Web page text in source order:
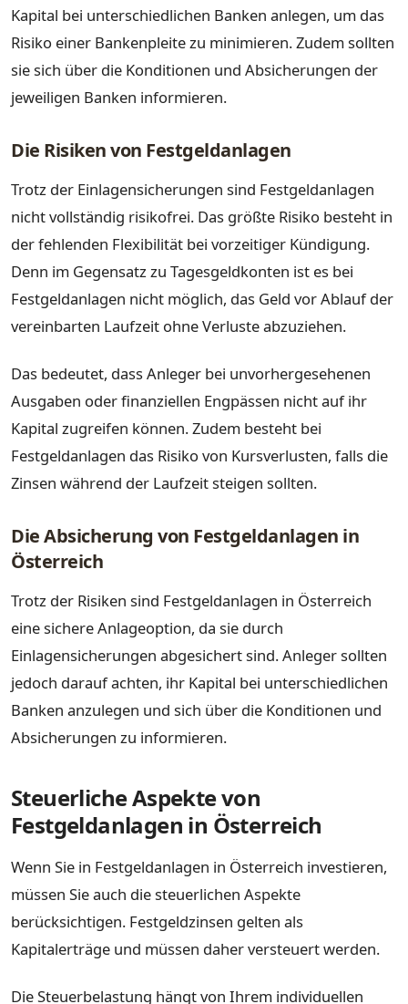
Kapital bei unterschiedlichen Banken anlegen, um das
Risiko einer Bankenpleite zu minimieren. Zudem sollten
sie sich über die Konditionen und Absicherungen der
jeweiligen Banken informieren.
Die Risiken von Festgeldanlagen
Trotz der Einlagensicherungen sind Festgeldanlagen
nicht vollständig risikofrei. Das größte Risiko besteht in
der fehlenden Flexibilität bei vorzeitiger Kündigung.
Denn im Gegensatz zu Tagesgeldkonten ist es bei
Festgeldanlagen nicht möglich, das Geld vor Ablauf der
vereinbarten Laufzeit ohne Verluste abzuziehen.
Das bedeutet, dass Anleger bei unvorhergesehenen
Ausgaben oder finanziellen Engpässen nicht auf ihr
Kapital zugreifen können. Zudem besteht bei
Festgeldanlagen das Risiko von Kursverlusten, falls die
Zinsen während der Laufzeit steigen sollten.
Die Absicherung von Festgeldanlagen in
Österreich
Trotz der Risiken sind Festgeldanlagen in Österreich
eine sichere Anlageoption, da sie durch
Einlagensicherungen abgesichert sind. Anleger sollten
jedoch darauf achten, ihr Kapital bei unterschiedlichen
Banken anzulegen und sich über die Konditionen und
Absicherungen zu informieren.
Steuerliche Aspekte von
Festgeldanlagen in Österreich
Wenn Sie in Festgeldanlagen in Österreich investieren,
müssen Sie auch die steuerlichen Aspekte
berücksichtigen. Festgeldzinsen gelten als
Kapitalerträge und müssen daher versteuert werden.
Die Steuerbelastung hängt von Ihrem individuellen